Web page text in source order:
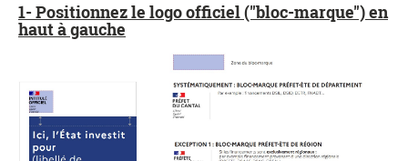
1- Positionnez le logo officiel ("bloc-marque") en
haut à gauche